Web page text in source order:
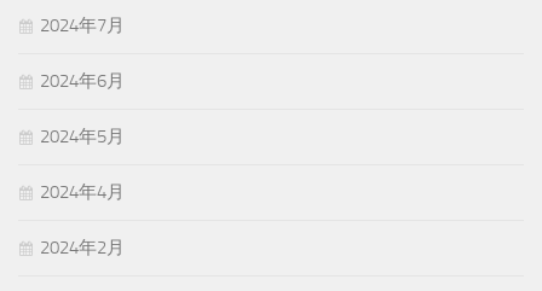
2024年7月
2024年6月
2024年5月
2024年4月
2024年2月